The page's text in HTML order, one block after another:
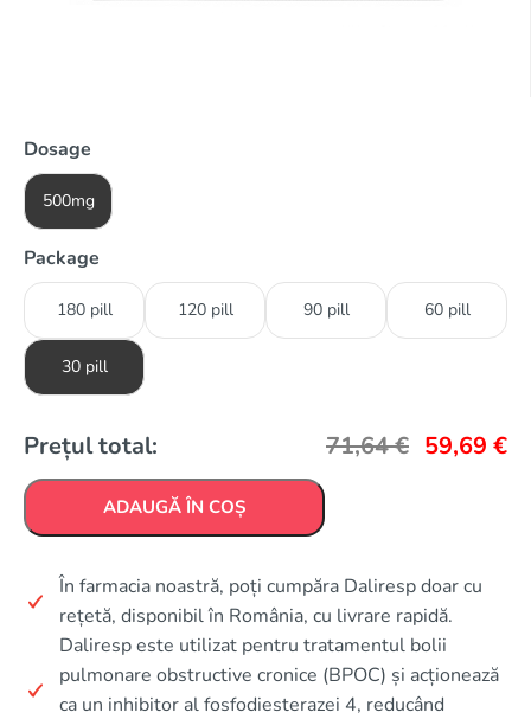
Dosage
500mg
Package
180 pill 120 pill 90 pill 60 pill
30 pill
Prețul total: 71,64€ 59,69 €
ADAUGĂ ÎN COȘ
În farmacia noastră, poți cumpăra Daliresp doar cu
rețetă, disponibil în România, cu livrare rapidă.
Daliresp este utilizat pentru tratamentul bolii
pulmonare obstructive cronice (BPOC) și acționează
ca un inhibitor al fosfodiesterazei 4, reducând